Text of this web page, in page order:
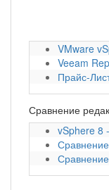
VMware
Veeam
Прайс-
Сравнение
vSphere 8